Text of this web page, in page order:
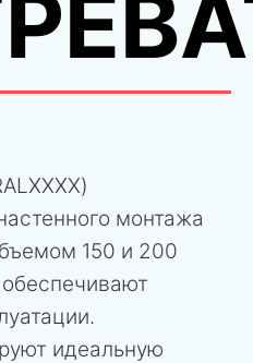
монтажа
150 и 200
идеальную